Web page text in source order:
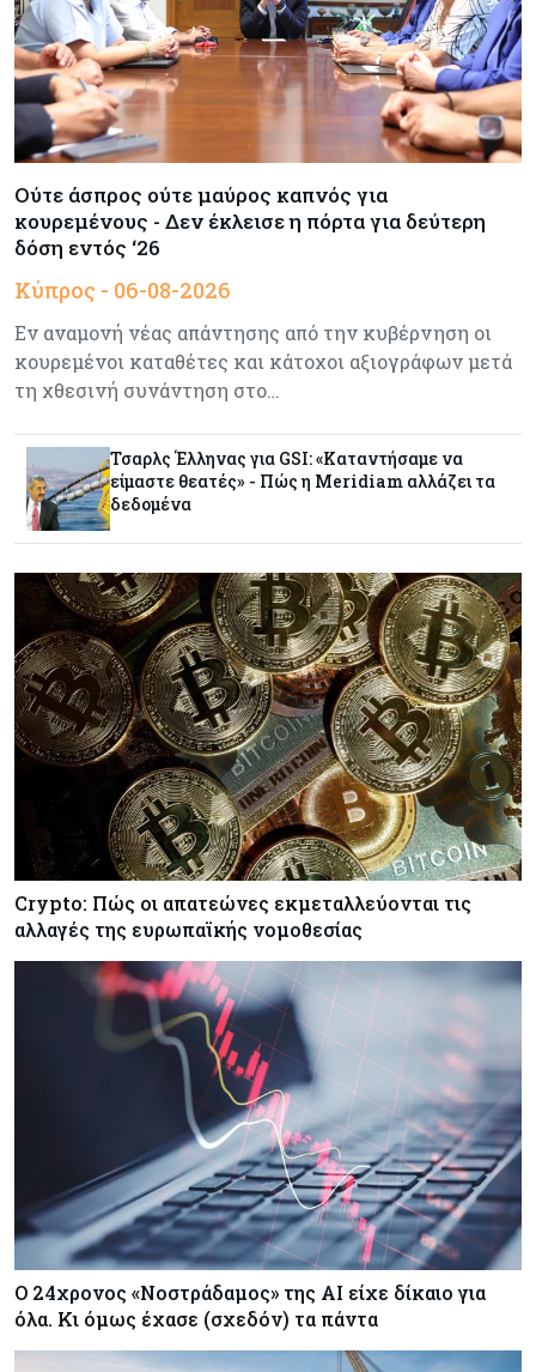
Κύπρος 06-08-2026
Στο gov.cy η αλλαγή τραπεζικού λογαριασμού
για μισθούς και συντάξεις του Δημοσίου
Κόσμος 06-08-2026
Ντίμον: Προειδοποιεί για υψηλή μόχλευση στις
αγορές
Tech
«Σεισμός» στη Google: Φεύγει ο αρχιτέκτονας
της AI Jeff Dean – Ανατροπή στην ηγεσία της
DeepMind και βουτιά της μετοχής
Εμπορεύματα 06-08-2026
Χρυσός: Ξεπέρασε τα $4.300 με ώθηση από την
πρόοδο για τα Στενά του Ορμούζ
Πετρέλαιο: Υποχωρούν και πάλι οι τιμές μετά τη
συμφωνία Ιράν-Ομάν για τα Στενά του Ορμούζ –
Κοντά στα $79 το Brent
Κύπρος 06-08-2026
Ορκίζονται σήμερα τα νέα μέλη της Κυβέρνησης
- Στις 13:00 συνεδριάζει το Υπουργικό
Κόσμος 06-08-2026
Τα νέα θωρηκτά των ΗΠΑ που θα φέρουν το
όνομα του προέδρου Τραμπ υπολογίζεται πως θα
κοστίσουν $275 δισ.
Ενέργεια 06-08-2026
Πώς οι Γάλλοι και ο ΑΔΜΗΕ έβαλαν τον GSI
στην πρίζα
06-08-2026
Politico: Ο Τραμπ απειλεί την Ε.Ε. με νέους
δασμούς αλλά η Ένωση «δεν τσιμπάει»
Ούτε άσπρος ούτε μαύρος καπνός για
κουρεμένους - Δεν έκλεισε η πόρτα για δεύτερη
δόση εντός ‘26
Κύπρος - 06-08-2026
Εν αναμονή νέας απάντησης από την κυβέρνηση οι
κουρεμένοι καταθέτες και κάτοχοι αξιογράφων μετά
τη χθεσινή συνάντηση στο…
Τσαρλς Έλληνας για GSI: «Καταντήσαμε να
είμαστε θεατές» - Πώς η Meridiam αλλάζει τα
δεδομένα
Crypto: Πώς οι απατεώνες εκμεταλλεύονται τις
αλλαγές της ευρωπαϊκής νομοθεσίας
Ο 24χρονος «Νοστράδαμος» της AI είχε δίκαιο για
όλα. Κι όμως έχασε (σχεδόν) τα πάντα